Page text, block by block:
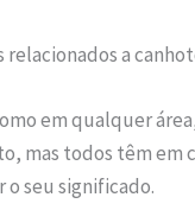
relacionados a
em qualquer
mas todos têm em
o seu significado.